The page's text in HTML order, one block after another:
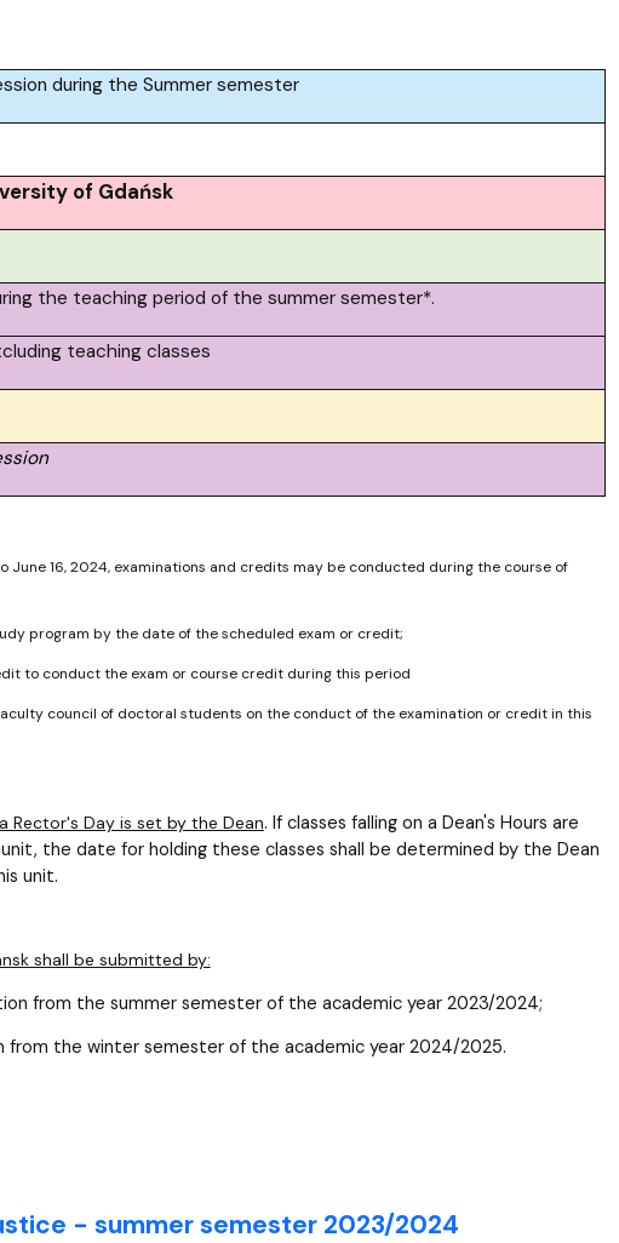
during the Summer semester
of Gdańsk
the teaching period of the summer semester*.
teaching classes
16, 2024, examinations and credits may be conducted during the course of
program by the date of the scheduled exam or credit;
to conduct the exam or course credit during this period
council of doctoral students on the conduct of the examination or credit in this
Rector's Day is set by the Dean. If classes falling on a Dean's Hours are
the date for holding these classes shall be determined by the Dean
unit.
shall be submitted by:
from the summer semester of the academic year 2023/2024;
the winter semester of the academic year 2024/2025.
- summer semester 2023/2024